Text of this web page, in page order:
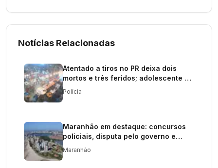
Notícias Relacionadas
Atentado a tiros no PR deixa dois
mortos e três feridos; adolescente é
procurado
Polícia
Maranhão em destaque: concursos
policiais, disputa pelo governo e
investigações movimentam o estado
Maranhão